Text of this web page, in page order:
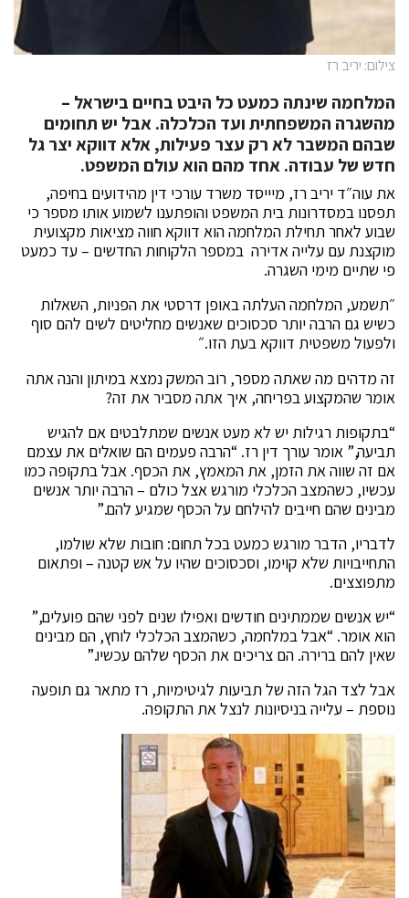
צילום: יריב רז
המלחמה שינתה כמעט כל היבט בחיים בישראל –
מהשגרה המשפחתית ועד הכלכלה. אבל יש תחומים
שבהם המשבר לא רק עצר פעילות, אלא דווקא יצר גל
חדש של עבודה. אחד מהם הוא עולם המשפט.
את עוה״ד יריב רז, מיייסד משרד עורכי דין מהידועים בחיפה,
תפסנו במסדרונות בית המשפט והופתענו לשמוע אותו מספר כי
שבוע לאחר תחילת המלחמה הוא דווקא חווה מציאות מקצועית
מוקצנת עם עלייה אדירה במספר הלקוחות החדשים – עד כמעט
פי שתיים מימי השגרה.
״תשמע, המלחמה העלתה באופן דרסטי את הפניות, השאלות
כשיש גם הרבה יותר סכסוכים שאנשים מחליטים לשים להם סוף
ולפעול משפטית דווקא בעת הזו.״
זה מדהים מה שאתה מספר, רוב המשק נמצא במיתון והנה אתה
אומר שהמקצוע בפריחה, איך אתה מסביר את זה?
“בתקופות רגילות יש לא מעט אנשים שמתלבטים אם להגיש
תביעה,” אומר עורך דין רז. “הרבה פעמים הם שואלים את עצמם
אם זה שווה את הזמן, את המאמץ, את הכסף. אבל בתקופה כמו
עכשיו, כשהמצב הכלכלי מורגש אצל כולם – הרבה יותר אנשים
מבינים שהם חייבים להילחם על הכסף שמגיע להם.”
לדבריו, הדבר מורגש כמעט בכל תחום: חובות שלא שולמו,
התחייבויות שלא קוימו, וסכסוכים שהיו על אש קטנה – ופתאום
מתפוצצים.
“יש אנשים שממתינים חודשים ואפילו שנים לפני שהם פועלים,”
הוא אומר. “אבל במלחמה, כשהמצב הכלכלי לוחץ, הם מבינים
שאין להם ברירה. הם צריכים את הכסף שלהם עכשיו.”
אבל לצד הגל הזה של תביעות לגיטימיות, רז מתאר גם תופעה
נוספת – עלייה בניסיונות לנצל את התקופה.